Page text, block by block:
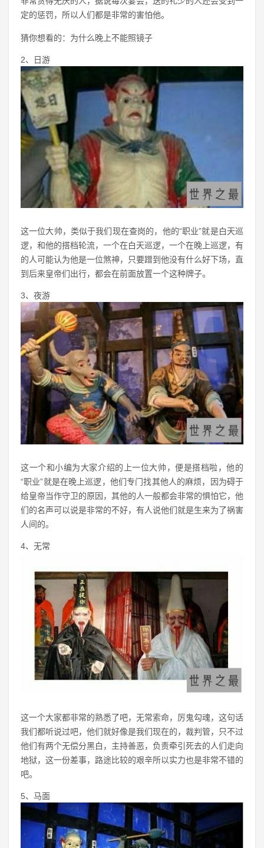
定的惩罚，所以人们都是非常的害怕他。
猜你想看的：为什么晚上不能照镜子
2、日游
这一位大帅，类似于我们现在查岗的，他的“职业”就是白天巡
逻，和他的搭档轮流，一个在白天巡逻，一个在晚上巡逻，有
的人可能认为他是一位煞神，只要蹭到他没有什么好下场，直
到后来皇帝们出行，都会在前面放置一个这种牌子。
3、夜游
这一个和小编为大家介绍的上一位大帅，便是搭档啦，他的
“职业”就是在晚上巡逻，他们专门找其他人的麻烦，因为碍于
给皇帝当作守卫的原因，其他的人一般都会非常的惧怕它，他
们的名声可以说是非常的不好，有人说他们就是生来为了祸害
人间的。
4、无常
这一个大家都非常的熟悉了吧，无常索命，厉鬼勾魂，这句话
我们都听说过吧，他们就好像是我们现在的，裁判管，只不过
他们有两个无偿分黑白，主持善恶，负责牵引死去的人们走向
地狱，这一份差事，路途比较的艰辛所以实力也是非常不错的
吧。
5、马面